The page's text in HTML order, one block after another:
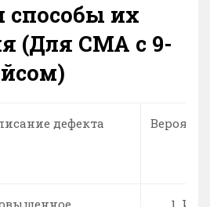
способы их
(Для СМА с 9-
дефекта